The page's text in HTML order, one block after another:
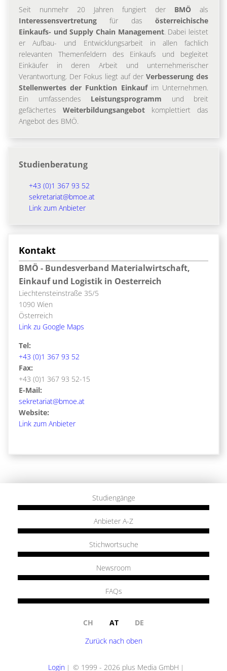
Seit nunmehr 20 Jahren fungiert der BMÖ als
Interessensvertretung für das österreichische
Einkaufs- und Supply Chain Management. Dabei leistet
er Aufbau- und Entwicklungsarbeit in allen fachlich
relevanten Themenfeldern des Einkaufs und begleitet
Einkäufer in deren Arbeit und unternehmerischer
Verantwortung. Der Fokus liegt auf der Verbesserung des
Stellenwertes der Funktion Einkaufim Unternehmen.
Ein umfassendes Leistungsprogramm und breit
gefächertes Weiterbildungsangebot komplettiert das
Angebot des BMÖ.
Studienberatung
+43 (0)1 367 93 52
sekretariat@bmoe.at
Link zum Anbieter
Kontakt
BMÖ - Bundesverband Materialwirtschaft,
Einkauf und Logistik in Oesterreich
Liechtensteinstraße 35/5
1090 Wien
Österreich
Link zu Google Maps
Tel:
+43 (0)1 367 93 52
Fax:
+43 (0)1 367 93 52-15
E-Mail:
sekretariat@bmoe.at
Website:
Link zum Anbieter
Studiengänge
Anbieter A-Z
Stichwortsuche
Newsroom
FAQs
CH AT
DE
Zurück nach oben
Login © 1999 - 2026 plus Media GmbH